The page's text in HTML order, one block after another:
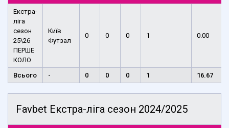
Екстра-
ліга
сезон
25\26
ПЕРШЕ
КОЛО
Київ
Футзал
0 0 0 1 0.00
Всього - 0 0 0 1 16.67
Favbet Екстра-ліга сезон 2024/2025